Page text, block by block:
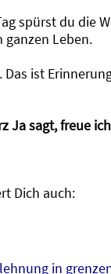
spürst du die
ganzen Leben.
Das ist
Ja sagt, freue
Dich auch:
in